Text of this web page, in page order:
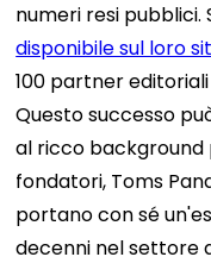
numeri resi pubblici.
disponibile sul loro
100 partner editoriali
Questo successo
al ricco background
fondatori, Toms
portano con sé
decenni nel settore